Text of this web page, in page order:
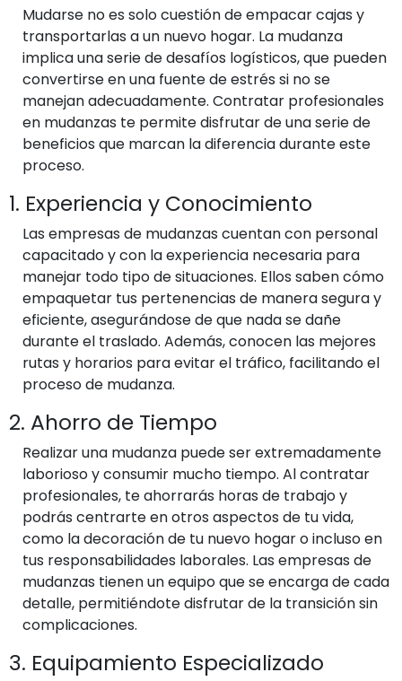
Mudarse no es solo cuestión de empacar cajas y
transportarlas a un nuevo hogar. La mudanza
implica una serie de desafíos logísticos, que pueden
convertirse en una fuente de estrés si no se
manejan adecuadamente. Contratar profesionales
en mudanzas te permite disfrutar de una serie de
beneficios que marcan la diferencia durante este
proceso.
1. Experiencia y Conocimiento
Las empresas de mudanzas cuentan con personal
capacitado y con la experiencia necesaria para
manejar todo tipo de situaciones. Ellos saben cómo
empaquetar tus pertenencias de manera segura y
eficiente, asegurándose de que nada se dañe
durante el traslado. Además, conocen las mejores
rutas y horarios para evitar el tráfico, facilitando el
proceso de mudanza.
2. Ahorro de Tiempo
Realizar una mudanza puede ser extremadamente
laborioso y consumir mucho tiempo. Al contratar
profesionales, te ahorrarás horas de trabajo y
podrás centrarte en otros aspectos de tu vida,
como la decoración de tu nuevo hogar o incluso en
tus responsabilidades laborales. Las empresas de
mudanzas tienen un equipo que se encarga de cada
detalle, permitiéndote disfrutar de la transición sin
complicaciones.
3. Equipamiento Especializado